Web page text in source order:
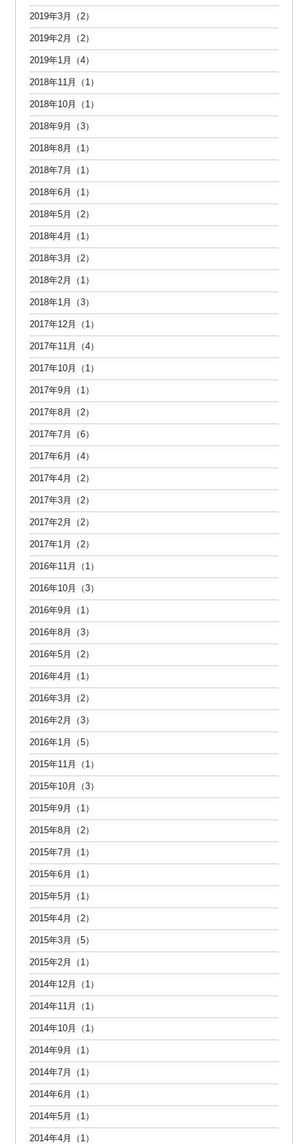
2019年3月（2）
2019年2月（2）
2019年1月（4）
2018年11月（1）
2018年10月（1）
2018年9月（3）
2018年8月（1）
2018年7月（1）
2018年6月（1）
2018年5月（2）
2018年4月（1）
2018年3月（2）
2018年2月（1）
2018年1月（3）
2017年12月（1）
2017年11月（4）
2017年10月（1）
2017年9月（1）
2017年8月（2）
2017年7月（6）
2017年6月（4）
2017年4月（2）
2017年3月（2）
2017年2月（2）
2017年1月（2）
2016年11月（1）
2016年10月（3）
2016年9月（1）
2016年8月（3）
2016年5月（2）
2016年4月（1）
2016年3月（2）
2016年2月（3）
2016年1月（5）
2015年11月（1）
2015年10月（3）
2015年9月（1）
2015年8月（2）
2015年7月（1）
2015年6月（1）
2015年5月（1）
2015年4月（2）
2015年3月（5）
2015年2月（1）
2014年12月（1）
2014年11月（1）
2014年10月（1）
2014年9月（1）
2014年7月（1）
2014年6月（1）
2014年5月（1）
2014年4月（1）